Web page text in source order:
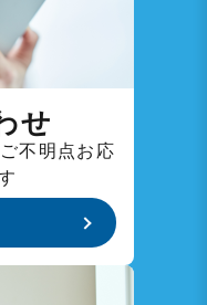
せ
ご不明点お応